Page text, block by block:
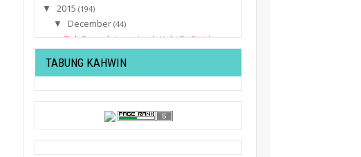
▼ 2015 (194)
▼ December (44)
Tak Pernah Jemu Jejak Kaki Di Sini |
Cameron Highland
'ABAH AKU GILE, NAK SAJA AKU TEMBAK
KEPALA ORANG T...
30 KEAJAIBAN SELAWAT KE ATAS NABI
TABUNG KAHWIN